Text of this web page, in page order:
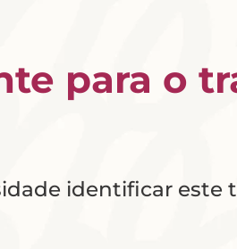
para o
identificar este